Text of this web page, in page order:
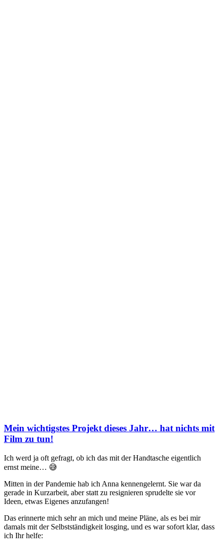
Mein wichtigstes Projekt dieses Jahr… hat nichts mit
Film zu tun!
Ich werd ja oft gefragt, ob ich das mit der Handtasche eigentlich
ernst meine… 😅
Mitten in der Pandemie hab ich Anna kennengelernt. Sie war da
gerade in Kurzarbeit, aber statt zu resignieren sprudelte sie vor
Ideen, etwas Eigenes anzufangen!
Das erinnerte mich sehr an mich und meine Pläne, als es bei mir
damals mit der Selbstständigkeit losging, und es war sofort klar, dass
ich Ihr helfe: